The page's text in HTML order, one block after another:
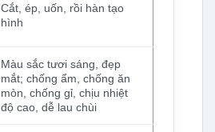
Cắt, ép, uốn, rồi hàn tạo
hình
Màu sắc tươi sáng, đẹp
mắt; chống ẩm, chống ăn
mòn, chống gỉ, chịu nhiệt
độ cao, dễ lau chùi